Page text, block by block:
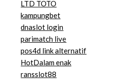
LTD TOTO
kampungbet
dnaslot login
parimatch live
pos4d link alternatif
HotDalam enak
ransslot88